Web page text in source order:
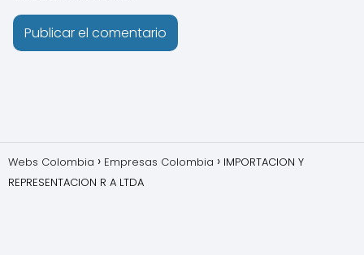
Webs Colombia Empresas Colombia
IMPORTACION Y
REPRESENTACION R A LTDA